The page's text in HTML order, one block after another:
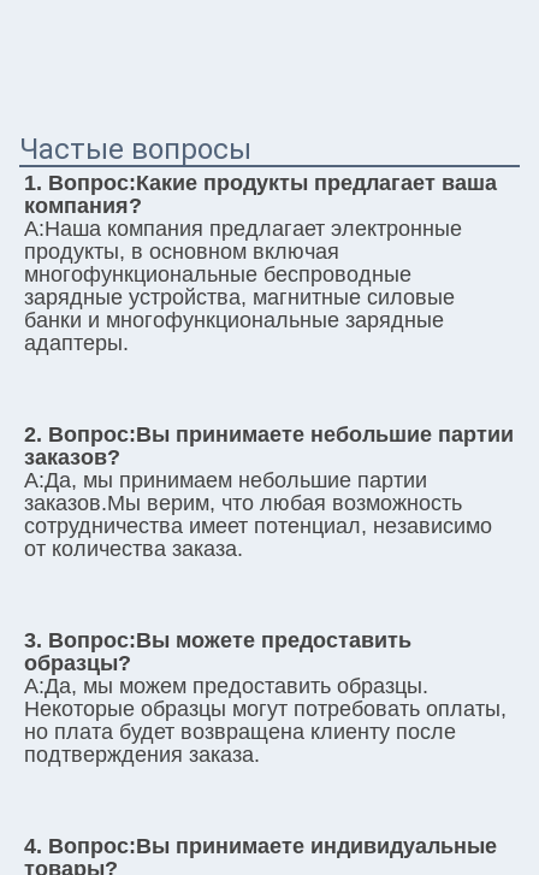
Частые вопросы
1. Вопрос:Какие продукты предлагает ваша
компания?
А:Наша компания предлагает электронные
продукты, в основном включая
многофункциональные беспроводные
зарядные устройства, магнитные силовые
банки и многофункциональные зарядные
адаптеры.
2. Вопрос:Вы принимаете небольшие партии
заказов?
А:Да, мы принимаем небольшие партии
заказов.Мы верим, что любая возможность
сотрудничества имеет потенциал, независимо
от количества заказа.
3. Вопрос:Вы можете предоставить
образцы?
А:Да, мы можем предоставить образцы.
Некоторые образцы могут потребовать оплаты,
но плата будет возвращена клиенту после
подтверждения заказа.
4. Вопрос:Вы принимаете индивидуальные
товары?